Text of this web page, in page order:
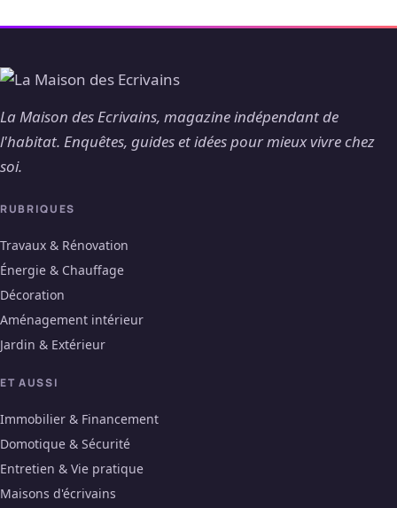
La Maison des Ecrivains, magazine indépendant de
l'habitat. Enquêtes, guides et idées pour mieux vivre chez
soi.
RUBRIQUES
Travaux & Rénovation
Énergie & Chauffage
Décoration
Aménagement intérieur
Jardin & Extérieur
ET AUSSI
Immobilier & Financement
Domotique & Sécurité
Entretien & Vie pratique
Maisons d'écrivains